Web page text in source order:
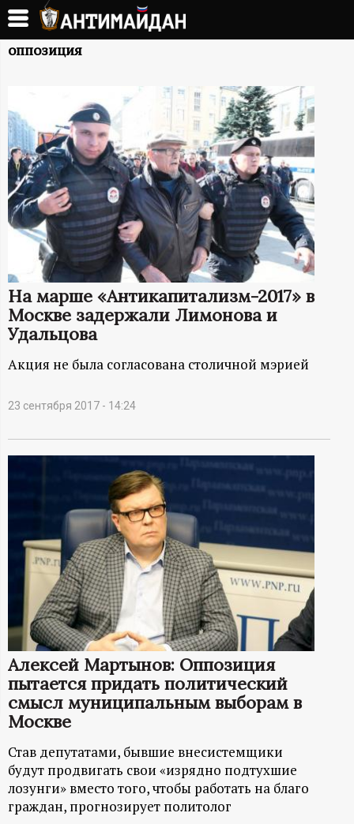
Перейти
основному
А
Т
И
М
А
Й
Д
А
ф
р
м
а
ц
и
о
оппозиция
На марше «Антикапитализм-2017» в
Москве задержали Лимонова и
Удальцова
Акция не была согласована столичной мэрией
23 сентября 2017 - 14:24
Алексей Мартынов: Оппозиция
пытается придать политический
смысл муниципальным выборам в
Москве
Став депутатами, бывшие внесистемщики
будут продвигать свои «изрядно подтухшие
лозунги» вместо того, чтобы работать на благо
граждан, прогнозирует политолог